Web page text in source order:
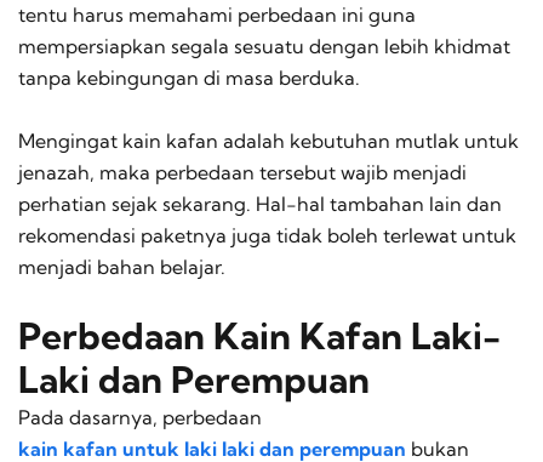
tentu harus memahami perbedaan ini guna
mempersiapkan segala sesuatu dengan lebih khidmat
tanpa kebingungan di masa berduka.
Mengingat kain kafan adalah kebutuhan mutlak untuk
jenazah, maka perbedaan tersebut wajib menjadi
perhatian sejak sekarang. Hal-hal tambahan lain dan
rekomendasi paketnya juga tidak boleh terlewat untuk
menjadi bahan belajar.
Perbedaan Kain Kafan Laki-
Laki dan Perempuan
Pada dasarnya, perbedaan
kain kafan untuk laki laki dan perempuan bukan